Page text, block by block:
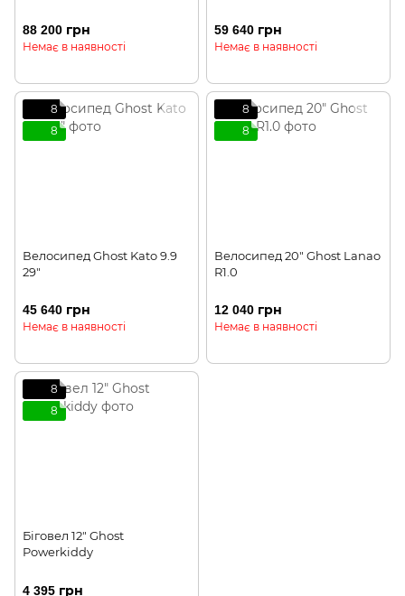
88 200 грн
Немає в наявності
59 640 грн
Немає в наявності
8
8
Велосипед Ghost Kato 9.9
29"
45 640 грн
Немає в наявності
8
8
Велосипед 20" Ghost Lanao
R1.0
12 040 грн
Немає в наявності
8
8
Біговел 12" Ghost
Powerkiddy
4 395 грн